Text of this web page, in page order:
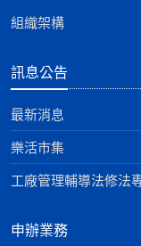
組織架構
訊息公告
最新消息
樂活市集
工廠管理輔導法修法
申辦業務